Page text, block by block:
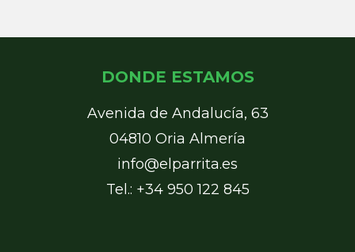
DONDE ESTAMOS
Avenida de Andalucía, 63
04810 Oria Almería
info@elparrita.es
Tel.: +34 950 122 845